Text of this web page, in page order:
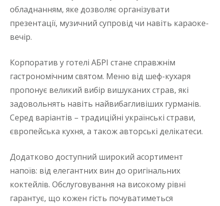
обладнанням, яке дозволяє організувати
презентації, музичний супровід чи навіть караоке-
вечір.
Корпоратив у готелі АБРІ стане справжнім
гастрономічним святом. Меню від шеф-кухаря
пропонує великий вибір вишуканих страв, які
задовольнять навіть найвибагливіших гурманів.
Серед варіантів – традиційні українські страви,
європейська кухня, а також авторські делікатеси.
Додатково доступний широкий асортимент
напоїв: від елегантних вин до оригінальних
коктейлів. Обслуговування на високому рівні
гарантує, що кожен гість почуватиметься